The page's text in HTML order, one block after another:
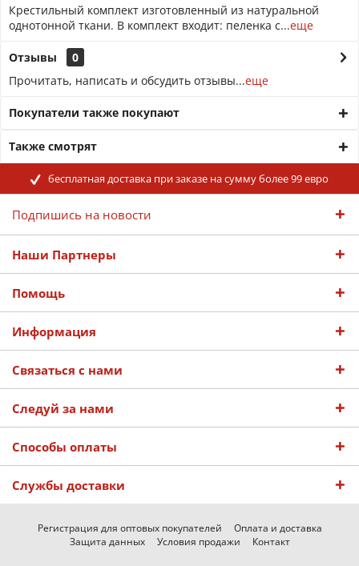
Крестильный комплект изготовленный из натуральной
однотонной ткани. В комплект входит: пеленка с...еще
Отзывы
0
Прочитать, написать и обсудить отзывы...еще
Покупатели также покупают
Также смотрят
бесплатная доставка при заказе на сумму более 99 евро
Подпишись на новости
Наши Партнеры
Помощь
Информация
Связаться с нами
Следуй за нами
Способы оплаты
Службы доставки
Регистрация для оптовых покупателей
Оплата и доставка
Защита данных
Условия продажи Контакт